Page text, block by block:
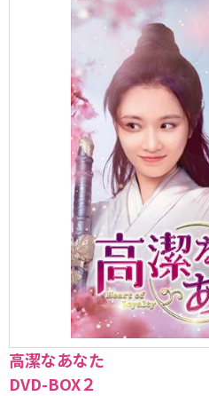
高潔なあなた
DVD-BOX２